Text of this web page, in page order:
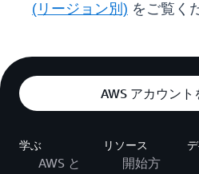
(リージョン別) をご覧く
AWS アカウント
学ぶ
AWS と
リソース
開始方